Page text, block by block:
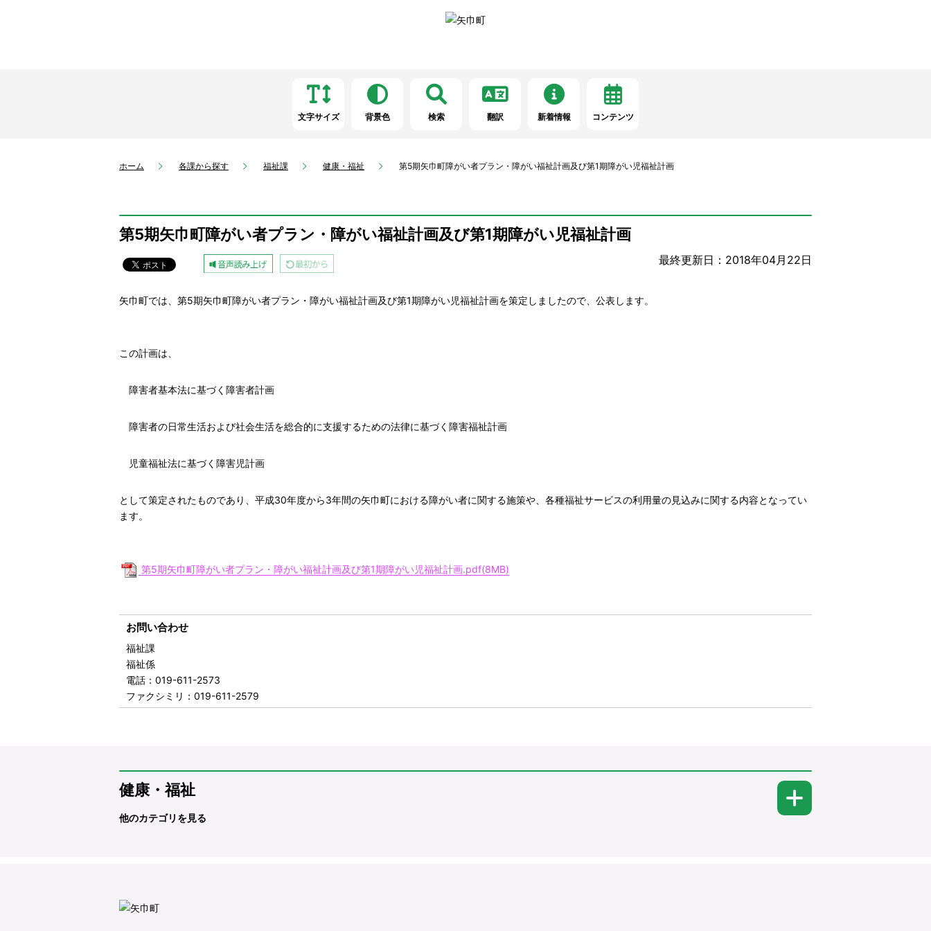
文字サイズ 背景色 検索 翻訳 新着情報 コンテンツ
ホーム 各課から探す 福祉課 健康・福祉 第5期矢巾町障がい者プラン・障がい福祉計画及び第1期障がい児福祉計画
第5期矢巾町障がい者プラン・障がい福祉計画及び第1期障がい児福祉計画
最終更新日：2018年04月22日
矢巾町では、第5期矢巾町障がい者プラン・障がい福祉計画及び第1期障がい児福祉計画を策定しましたので、公表します。
この計画は、
障害者基本法に基づく障害者計画
障害者の日常生活および社会生活を総合的に支援するための法律に基づく障害福祉計画
児童福祉法に基づく障害児計画
として策定されたものであり、平成30年度から3年間の矢巾町における障がい者に関する施策や、各種福祉サービスの利用量の見込みに関する内容となってい
ます。
第5期矢巾町障がい者プラン・障がい福祉計画及び第1期障がい児福祉計画.pdf(8MB)
お問い合わせ
福祉課
福祉係
電話 ：019-611-2573
ファクシミリ ：019-611-2579
健康・福祉
他のカテゴリを見る